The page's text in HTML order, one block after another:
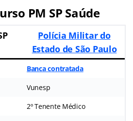
PM SP Saúde
Polícia Militar do
Estado de São Paulo
Banca contratada
Vunesp
2º Tenente Médico